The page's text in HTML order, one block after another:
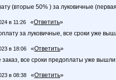
(вторые 50% ) за луковичные
в 11:26 «Ответить»
за луковичные, все сроки уже
в 18:06 «Ответить»
все сроки предоплаты уже
в 08:38 «Ответить»